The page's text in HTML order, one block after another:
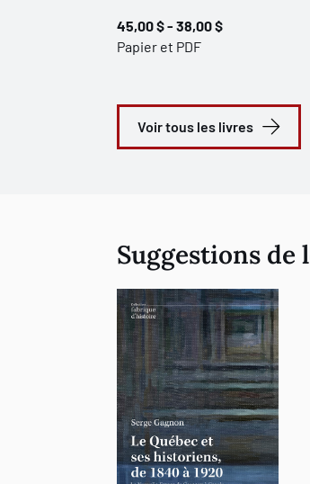
45,00 $ - 38,00 $
Papier et PDF
Voir tous les livres
Suggestions de